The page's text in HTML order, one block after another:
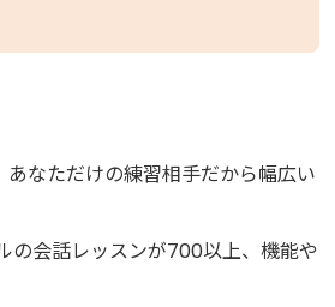
なただけの練習相手だから幅広い
の会話レッスンが700以上、機能や